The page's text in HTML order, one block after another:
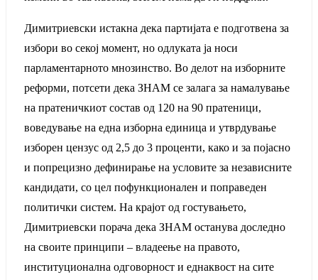
Димитриевски истакна дека партијата е подготвена за
избори во секој момент, но одлуката ја носи
парламентарното мнозинство. Во делот на изборните
реформи, потсети дека ЗНАМ се залага за намалување
на пратеничкиот состав од 120 на 90 пратеници,
воведување на една изборна единица и утврдување
изборен цензус од 2,5 до 3 проценти, како и за појасно
и попрецизно дефинирање на условите за независните
кандидати, со цел пофункционален и поправеден
политички систем. На крајот од гостувањето,
Димитриевски порача дека ЗНАМ останува доследно
на своите принципи – владеење на правото,
институционална одговорност и еднаквост на сите